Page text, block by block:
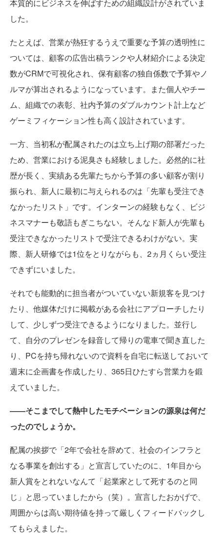
本質的にビジネスを伸ばすための組織設計がされていま
した。
たとえば、営業が熱狂するうえで重要な予算の透明性に
ついては、顧客の広告出稿ランクや人材紹介による決定
数がCRMで可視化され、保有顧客の独自係数で予算やノ
ルマが算出されるようになっています。また個人やチー
ム、組織での表彰、社内予算のダブルカウント計上など
ゲーミフィケーション性も高く設計されています。
一方、当初私が配属されたのは立ち上げ期の部署だった
ため、営業における泥臭さも経験しました。必然的に社
歴が長く、実績ある先輩たちから予算の多い顧客が割り
振られ、新人に最初に与えられるのは「先輩も受注でき
なかったリスト」です。インターンの経験もなく、ビジ
ネスマナーも敬語もぎこちない。そんなド新人が先輩も
受注できなかったリストで受注できるわけがない。実
際、新人研修では1位をとりながらも、2ヵ月くらい受注
できずにいました。
それでも能動的に担当者がついていない新規客を見つけ
たり、他媒体だけに掲載がある会社にアプローチしたり
して、少しずつ受注できるようになりました。並行し
て、自分のプレゼンを録音して帰りの電車で聞き直した
り、PCを持ち帰れないので資料を自宅に転送しておいて
週末に企画書を作成したり、365日ひたすら営業力を鍛
えていました。
――そこまでして熱中したモチベーションの源泉は何だ
ったのでしょうか。
配属の挨拶で「2年で会社を辞めて、社会のインフラと
なる事業を創出する」と宣言していたのに、1年目から
新人賞をとれないなんて「起業家として死するのと同
じ」と思っていましたから（笑）。宣言したおかげで、
周囲からは高い期待値を持って厳しくフィードバックし
てもらえました。